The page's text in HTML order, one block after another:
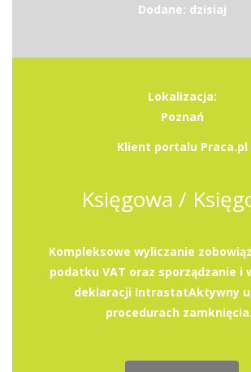
Dodane: dzisiaj
Lokalizacja:
Poznań
Klient portalu Praca.pl
Księgowa /
Kompleksowe wyliczanie
podatku VAT oraz sporządzanie i
deklaracji IntrastatAktywny
procedurach